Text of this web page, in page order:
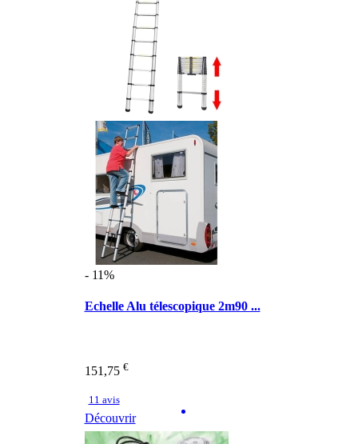
- 11%
Echelle Alu télescopique 2m90 ...
151,75 €
11 avis
Découvrir